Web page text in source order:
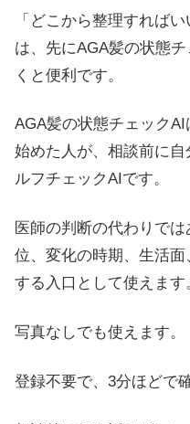
「どこから整理すれば
は、先にAGA髪の状態
くと便利です。
AGA髪の状態チェック
始めた人が、相談前に
ルフチェックAIです。
医師の判断の代わりで
位、変化の時期、生活
する入口として使えます
写真なしでも使えます。
登録不要で、3分ほどで